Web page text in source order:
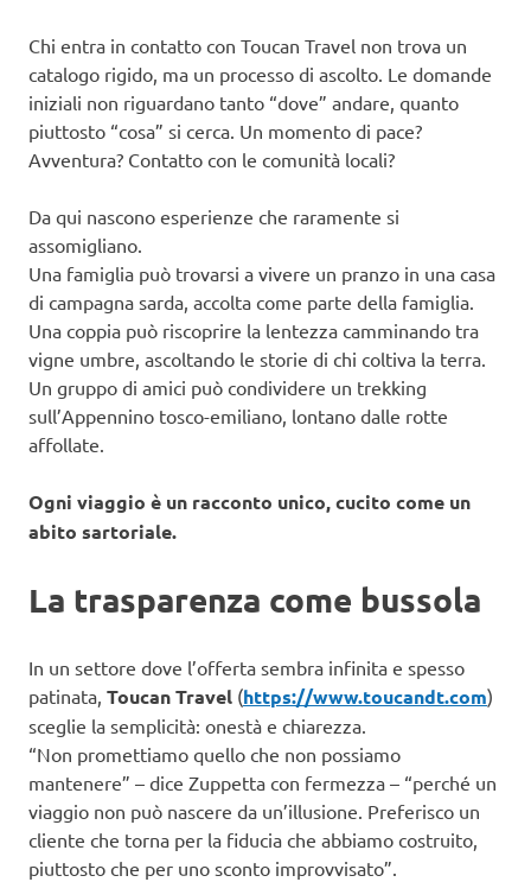
Chi entra in contatto con Toucan Travel non trova un
catalogo rigido, ma un processo di ascolto. Le domande
iniziali non riguardano tanto “dove” andare, quanto
piuttosto “cosa” si cerca. Un momento di pace?
Avventura? Contatto con le comunità locali?
Da qui nascono esperienze che raramente si
assomigliano.
Una famiglia può trovarsi a vivere un pranzo in una casa
di campagna sarda, accolta come parte della famiglia.
Una coppia può riscoprire la lentezza camminando tra
vigne umbre, ascoltando le storie di chi coltiva la terra.
Un gruppo di amici può condividere un trekking
sull’Appennino tosco-emiliano, lontano dalle rotte
affollate.
Ogni viaggio è un racconto unico, cucito come un
abito sartoriale.
La trasparenza come bussola
In un settore dove l’offerta sembra infinita e spesso
patinata, Toucan Travel (https://www.toucandt.com)
sceglie la semplicità: onestà e chiarezza.
“Non promettiamo quello che non possiamo
mantenere” – dice Zuppetta con fermezza – “perché un
viaggio non può nascere da un’illusione. Preferisco un
cliente che torna per la fiducia che abbiamo costruito,
piuttosto che per uno sconto improvvisato”.